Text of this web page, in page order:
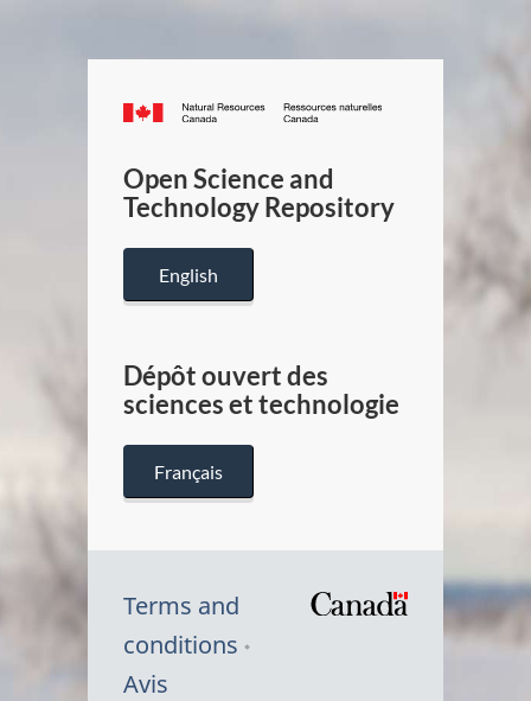
Canada.ca
/
Canada
Open Science and
Technology Repository
English
Dépôt ouvert des
sciences et technologie
Français
Terms and
conditions
Avis
Symbole